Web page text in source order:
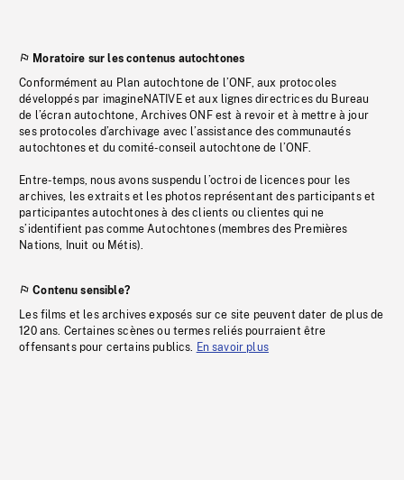
Moratoire sur les contenus autochtones
Conformément au Plan autochtone de l’ONF, aux protocoles
développés par imagineNATIVE et aux lignes directrices du Bureau
de l’écran autochtone, Archives ONF est à revoir et à mettre à jour
ses protocoles d’archivage avec l’assistance des communautés
autochtones et du comité-conseil autochtone de l’ONF.
Entre-temps, nous avons suspendu l’octroi de licences pour les
archives, les extraits et les photos représentant des participants et
participantes autochtones à des clients ou clientes qui ne
s’identifient pas comme Autochtones (membres des Premières
Nations, Inuit ou Métis).
Contenu sensible?
Les films et les archives exposés sur ce site peuvent dater de plus de
120 ans. Certaines scènes ou termes reliés pourraient être
offensants pour certains publics. En savoir plus